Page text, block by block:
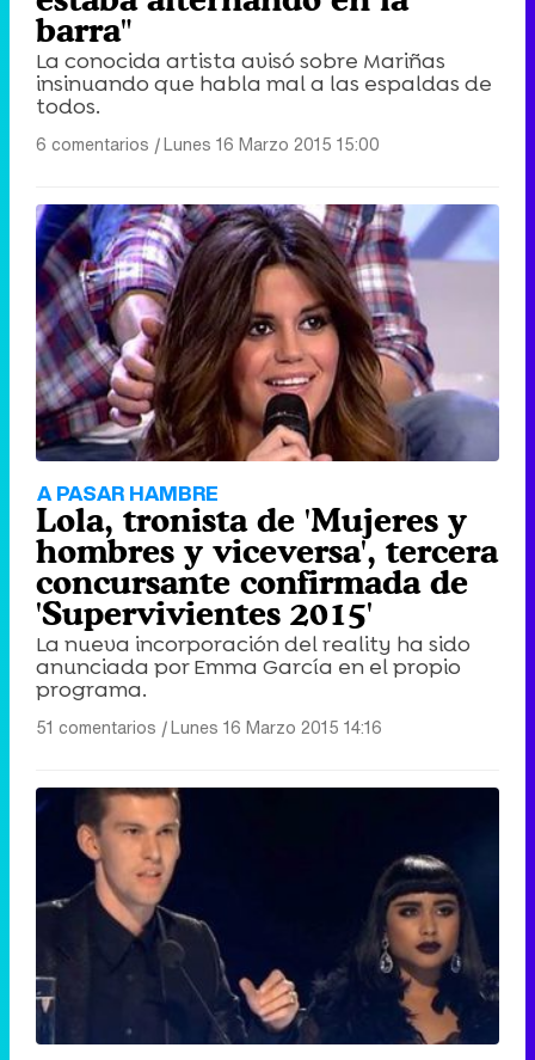
barra"
La conocida artista avisó sobre Mariñas
insinuando que habla mal a las espaldas de
todos.
6 comentarios |Lunes 16 Marzo 2015 15:00
A PASAR HAMBRE
Lola, tronista de 'Mujeres y
hombres y viceversa', tercera
concursante confirmada de
'Supervivientes 2015'
La nueva incorporación del reality ha sido
anunciada por Emma García en el propio
programa.
51 comentarios |Lunes 16 Marzo 2015 14:16